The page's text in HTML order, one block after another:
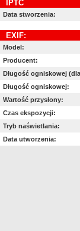
IPTC
Data stworzenia:
EXIF:
Model:
Producent:
Długość ogniskowej
Długość ogniskowej:
Wartość przysłony:
Czas ekspozycji:
Tryb naświetlania:
Data utworzenia: